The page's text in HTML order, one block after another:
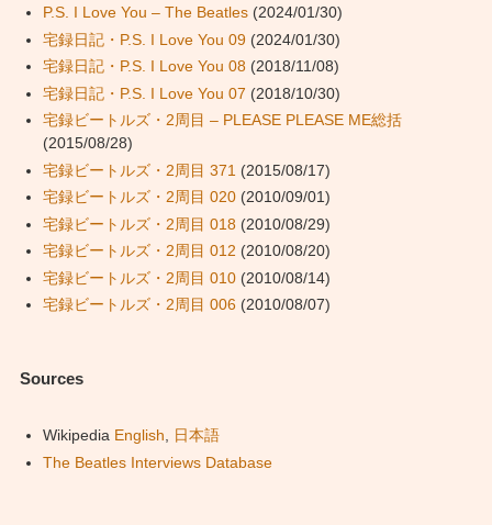
P.S. I Love You – The Beatles(2024/01/30)
宅録日記・P.S. I Love You 09(2024/01/30)
宅録日記・P.S. I Love You 08 (2018/11/08)
宅録日記・P.S. I Love You 07 (2018/10/30)
宅録ビートルズ・2周目 – PLEASE PLEASE ME総括
(2015/08/28)
宅録ビートルズ・2周目 371 (2015/08/17)
宅録ビートルズ・2周目 020(2010/09/01)
宅録ビートルズ・2周目 018 (2010/08/29)
宅録ビートルズ・2周目 012 (2010/08/20)
宅録ビートルズ・2周目 010(2010/08/14)
宅録ビートルズ・2周目 006(2010/08/07)
Sources
Wikipedia English, 日本語
The Beatles Interviews Database